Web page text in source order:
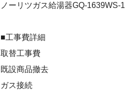
ノーリツガス給湯器GQ-1639WS-1
■工事費詳細
取替工事費
既設商品撤去
ガス接続